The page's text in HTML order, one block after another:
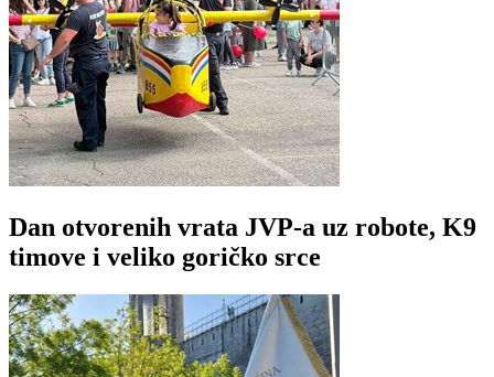
Dan otvorenih vrata JVP-a uz robote, K9
timove i veliko goričko srce